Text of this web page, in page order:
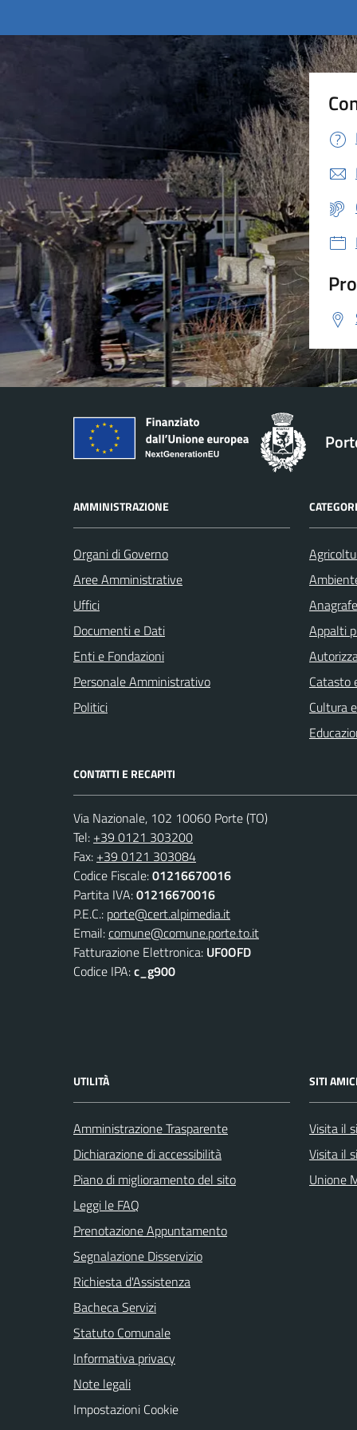
AMMINISTRAZIONE
Organi di Governo
Aree Amministrative
Uffici
Documenti e Dati
Enti e Fondazioni
Personale Amministrativo
Politici
Appalti
Catasto
Cultura
CONTATTI E RECAPITI
Via Nazionale, 102 10060 Porte (TO)
Tel: +39 0121 303200
Fax: +39 0121 303084
Codice Fiscale:01216670016
Partita IVA:01216670016
P.E.C.: porte@cert.alpimedia.it
Email:comune@comune.porte.to.it
Fatturazione Elettronica: UF0OFD
Codice IPA:c_g900
UTILITÀ
Amministrazione Trasparente
Dichiarazione di accessibilità
Piano di miglioramento del sito
Leggi le FAQ
Prenotazione Appuntamento
Segnalazione Disservizio
Richiesta d'Assistenza
Bacheca Servizi
Statuto Comunale
Informativa privacy
Note legali
Impostazioni Cookie
SITI AMICI
Visita il
Visita il
Unione